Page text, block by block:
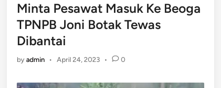
Minta Pesawat Masuk Ke Beoga
TPNPB Joni Botak Tewas
Dibantai
byadmin • April 24, 2023 • 0